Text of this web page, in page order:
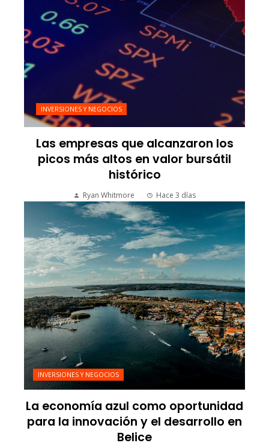
INVERSIONES Y NEGOCIOS
Las empresas que alcanzaron los
picos más altos en valor bursátil
histórico
Ryan Whitmore Hace 3 días
INVERSIONES Y NEGOCIOS
La economía azul como oportunidad
para la innovación y el desarrollo en
Belice